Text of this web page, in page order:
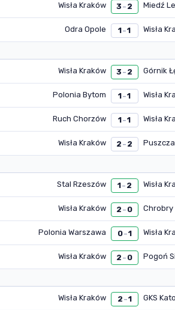
Wisła Kraków 3 – 2 Miedź
Odra Opole 1–1 Wisła
Wisła Kraków 3 – 2 Górnik
Polonia Bytom 1–1 Wisła
Ruch Chorzów 1–1 Wisła
Wisła Kraków 2 – 2
Stal Rzeszów 1– 2 Wisła
Wisła Kraków 2 – 0 Chrobry
Polonia Warszawa 0–1 Wisła
Wisła Kraków 2 – 0 Pogoń
Wisła Kraków 2 –1 GKS